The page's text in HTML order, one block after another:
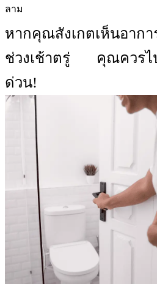
ลาม
หากคุณสังเกตเห็นอากา
ช่วงเช้าตรู่ คุณควรไ
ด่วน!